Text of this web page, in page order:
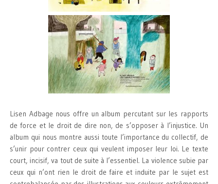
Lisen Adbage nous offre un album percutant sur les rapports
de force et le droit de dire non, de s’opposer à l’injustice. Un
album qui nous montre aussi toute l’importance du collectif, de
s’unir pour contrer ceux qui veulent imposer leur loi. Le texte
court, incisif, va tout de suite à l’essentiel. La violence subie par
ceux qui n’ont rien le droit de faire et induite par le sujet est